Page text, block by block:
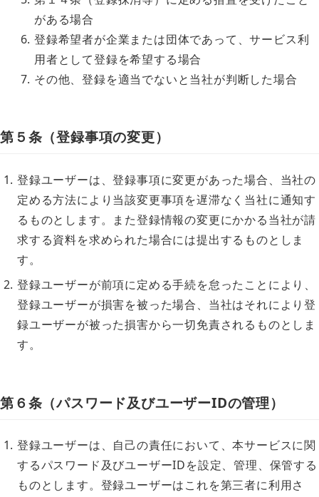
がある場合
登録希望者が企業または団体であって、サービス利
用者として登録を希望する場合
その他、登録を適当でないと当社が判断した場合
第５条（登録事項の変更）
登録ユーザーは、登録事項に変更があった場合、当社の
定める方法により当該変更事項を遅滞なく当社に通知す
るものとします。また登録情報の変更にかかる当社が請
求する資料を求められた場合には提出するものとしま
す。
登録ユーザーが前項に定める手続を怠ったことにより、
登録ユーザーが損害を被った場合、当社はそれにより登
録ユーザーが被った損害から一切免責されるものとしま
す。
第６条（パスワード及びユーザーIDの管理）
登録ユーザーは、自己の責任において、本サービスに関
するパスワード及びユーザーIDを設定、管理、保管する
ものとします。登録ユーザーはこれを第三者に利用さ